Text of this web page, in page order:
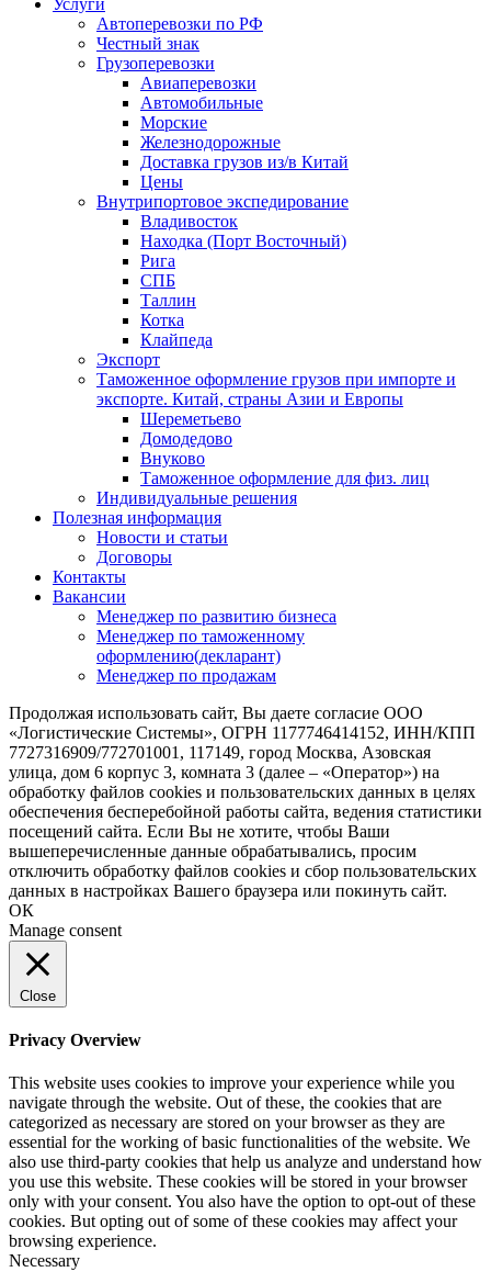
Автоперевозки по РФ
Честный знак
Грузоперевозки
Авиаперевозки
Автомобильные
Морские
Железнодорожные
Доставка грузов из/в Китай
Цены
Внутрипортовое экспедирование
Владивосток
Находка (Порт Восточный)
Рига
СПБ
Таллин
Котка
Клайпеда
Экспорт
Таможенное оформление грузов при импорте и
экспорте. Китай, страны Азии и Европы
Шереметьево
Домодедово
Внуково
Таможенное оформление для физ. лиц
Индивидуальные решения
Полезная информация
Новости и статьи
Договоры
Контакты
Вакансии
Менеджер по развитию бизнеса
Менеджер по таможенному
оформлению(декларант)
Менеджер по продажам
Продолжая использовать сайт, Вы даете согласие ООО
«Логистические Системы», ОГРН 1177746414152, ИНН/КПП
7727316909/772701001, 117149, город Москва, Азовская
улица, дом 6 корпус 3, комната 3 (далее – «Оператор») на
обработку файлов cookies и пользовательских данных в целях
обеспечения бесперебойной работы сайта, ведения статистики
посещений сайта. Если Вы не хотите, чтобы Ваши
вышеперечисленные данные обрабатывались, просим
отключить обработку файлов cookies и сбор пользовательских
данных в настройках Вашего браузера или покинуть сайт.
ОК
Manage consent
Close
Privacy Overview
This website uses cookies to improve your experience while you
navigate through the website. Out of these, the cookies that are
categorized as necessary are stored on your browser as they are
essential for the working of basic functionalities of the website. We
also use third-party cookies that help us analyze and understand how
you use this website. These cookies will be stored in your browser
only with your consent. You also have the option to opt-out of these
cookies. But opting out of some of these cookies may affect your
browsing experience.
Necessary